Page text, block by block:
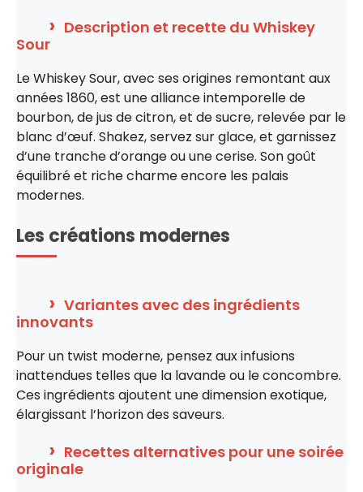
Description et recette du Whiskey
Sour
Le Whiskey Sour, avec ses origines remontant aux
années 1860, est une alliance intemporelle de
bourbon, de jus de citron, et de sucre, relevée par le
blanc d’œuf. Shakez, servez sur glace, et garnissez
d’une tranche d’orange ou une cerise. Son goût
équilibré et riche charme encore les palais
modernes.
Les créations modernes
Variantes avec des ingrédients
innovants
Pour un twist moderne, pensez aux infusions
inattendues telles que la lavande ou le concombre.
Ces ingrédients ajoutent une dimension exotique,
élargissant l’horizon des saveurs.
Recettes alternatives pour une soirée
originale